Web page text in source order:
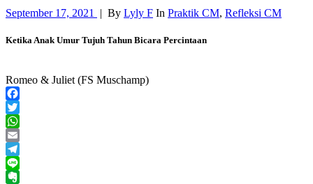
September 17, 2021
| By Lyly F In Praktik CM, Refleksi CM
Ketika Anak Umur Tujuh Tahun Bicara Percintaan
Romeo & Juliet (FS Muschamp)
Facebook
Twitter
WhatsApp
Email
Telegram
Line